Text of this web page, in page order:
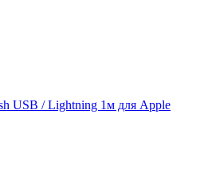
USB / Lightning 1м для Apple